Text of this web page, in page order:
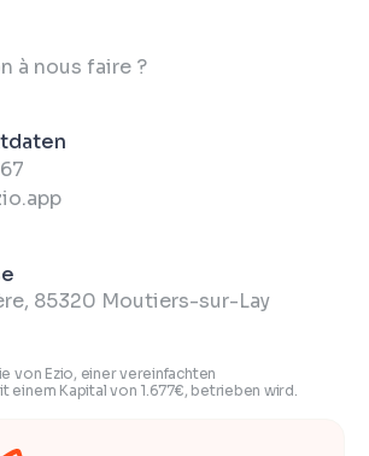
à nous faire ?
85320 Moutiers-sur-Lay
von Ezio, einer vereinfachten
einem Kapital von 1.677€, betrieben wird.